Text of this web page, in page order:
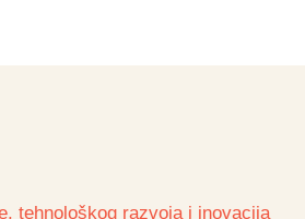
tehnološkog razvoja i inovacija